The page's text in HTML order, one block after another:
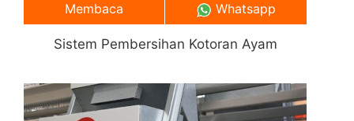
Sistem Pembersihan Kotoran Ayam
Membaca Whatsapp